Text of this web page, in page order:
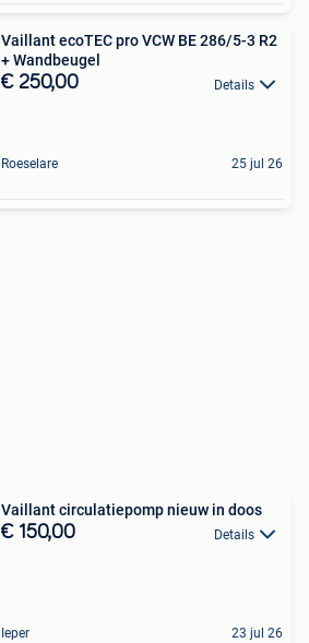
Vaillant ecoTEC pro VCW BE 286/5-3 R2
+ Wandbeugel
€ 250,00 Details
Roeselare 25 jul 26
Vaillant circulatiepomp nieuw in doos
€ 150,00 Details
Ieper 23 jul 26